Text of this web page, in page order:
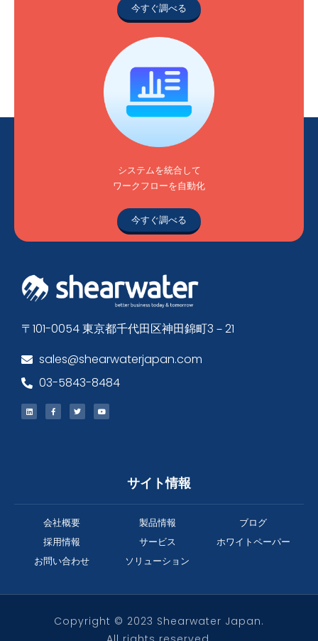
今すぐ調べる
システムを統合して
ワークフローを自動化
今すぐ調べる
〒101-0054 東京都千代田区神田錦町3－21
sales@shearwaterjapan.com
03-5843-8484
サイト情報
会社概要
採用情報
お問い合わせ
製品情報
サービス
ソリューション
ブログ
ホワイトペーパー
Copyright © 2023 Shearwater Japan.